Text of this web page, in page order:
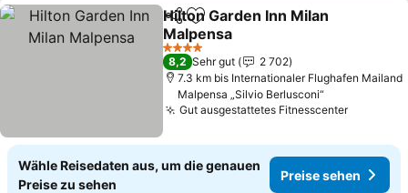
TeilenZu Favoriten hinzufügen
Hilton Garden Inn Milan
Malpensa
Preise sehen
4 Sterne
8,2 Sehr gut
2 702
7.3 km bis Internationaler Flughafen Mailand
Malpensa „Silvio Berlusconi“
Gut ausgestattetes FitnesscenterPreise
Wähle Reisedaten aus, um die genauen
Preise zu sehen
Preise sehen